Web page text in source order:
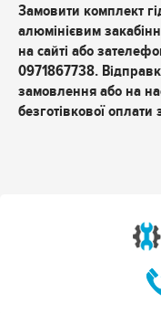
Замовити комплект
алюмінієвим
на сайті або
0971867738.
замовлення або на
безготівкової